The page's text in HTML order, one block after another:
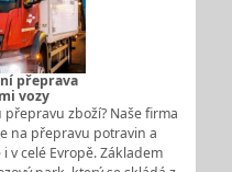
přeprava
vozy
zboží? Naše firma
na přepravu potravin a
v celé Evropě. Základem